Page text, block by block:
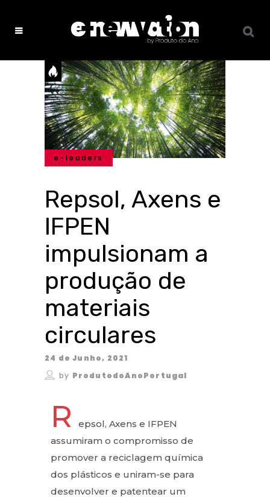
e-leaders
Repsol, Axens e
IFPEN
impulsionam a
produção de
materiais
circulares
24 de Junho, 2021
by ProdutodoAnoPortugal
R
epsol, Axens e IFPEN
assumiram o compromisso de
promover a reciclagem química
dos plásticos e uniram-se para
desenvolver e patentear um